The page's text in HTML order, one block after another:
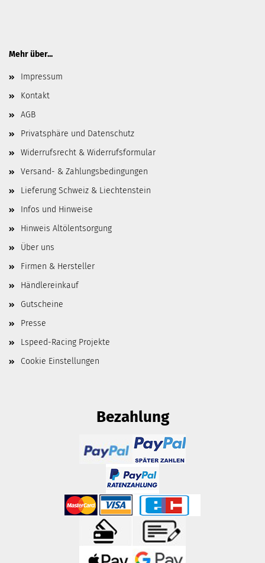
Mehr über...
Impressum
Kontakt
AGB
Privatsphäre und Datenschutz
Widerrufsrecht & Widerrufsformular
Versand- & Zahlungsbedingungen
Lieferung Schweiz & Liechtenstein
Infos und Hinweise
Hinweis Altölentsorgung
Über uns
Firmen & Hersteller
Händlereinkauf
Gutscheine
Presse
Lspeed-Racing Projekte
Cookie Einstellungen
Bezahlung